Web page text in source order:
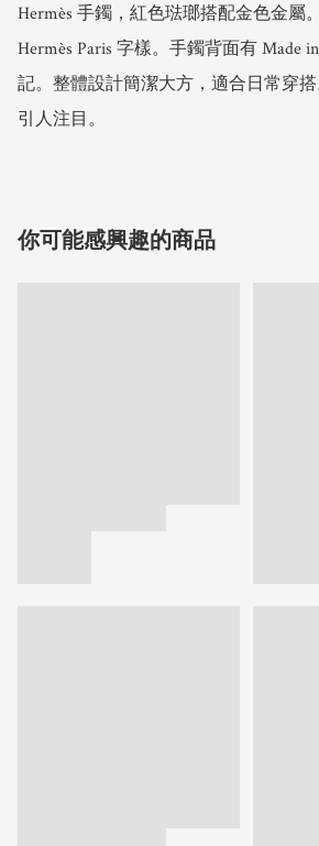
Hermès 手鐲，紅色琺瑯搭配金色金屬
Hermès Paris 字樣。手鐲背面有 Made
記。整體設計簡潔大方，適合日常穿
引人注目。
你可能感興趣的商品